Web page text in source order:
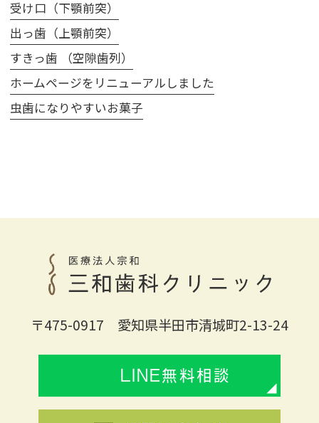
受け口（下顎前突）
出っ歯（上顎前突）
すきっ歯 （空隙歯列）
ホームページをリニューアルしました
虫歯になりやすいお菓子
〒475-0917 愛知県半田市清城町2-13-24
LINE無料相談